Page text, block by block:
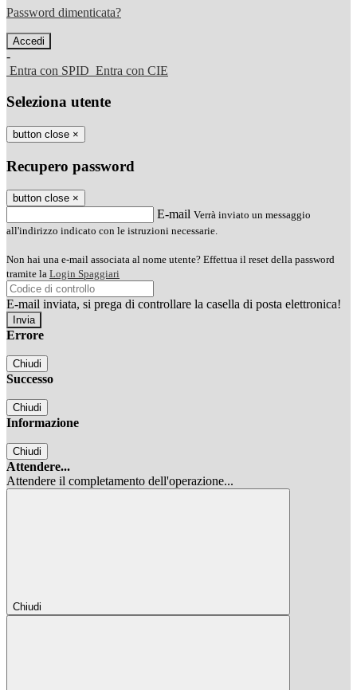
Password dimenticata?
-
Entra con SPID Entra con CIE
Seleziona utente
button close ×
Recupero password
button close ×
E-mail Verrà inviato un messaggio
all'indirizzo indicato con le istruzioni necessarie.
Non hai una e-mail associata al nome utente? Effettua il reset della password
tramite la Login Spaggiari
E-mail inviata, si prega di controllare la casella di posta elettronica!
Errore
Chiudi
Successo
Chiudi
Informazione
Chiudi
Attendere...
Attendere il completamento dell'operazione...
Chiudi